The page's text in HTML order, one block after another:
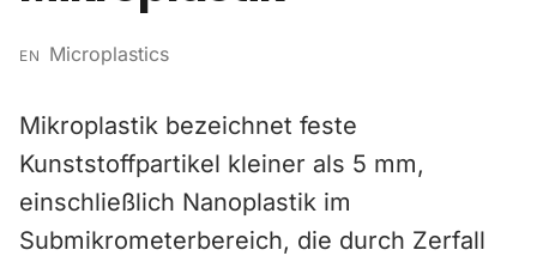
EN Microplastics
Mikroplastik bezeichnet feste
Kunststoffpartikel kleiner als 5 mm,
einschließlich Nanoplastik im
Submikrometerbereich, die durch Zerfall